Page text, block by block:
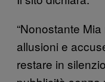
“Nonostante
allusioni e
restare in